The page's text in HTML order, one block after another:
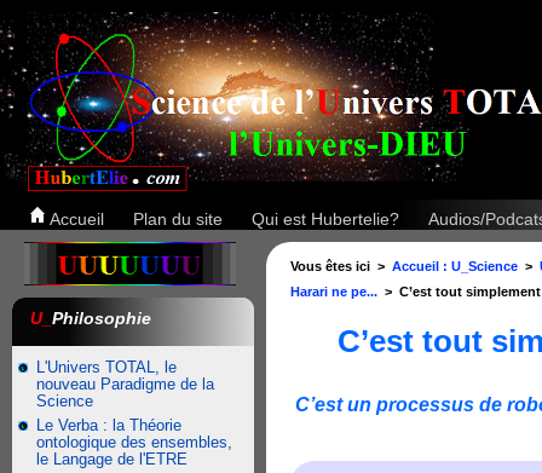
Accueil Plan du site Qui est Hubertelie? Audios/
U_ Philosophie
L'Univers TOTAL, le
nouveau Paradigme de la
Science
Le Verba : la Théorie
ontologique des ensembles,
le Langage de l'ETRE
Vous êtes ici >Accueil : U_Science >
Harari ne pe... > C’est tout
C’est tout
C’est un processus de